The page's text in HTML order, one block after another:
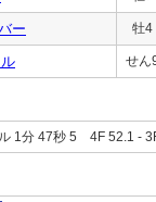
ー 牡4
せん
1分 47秒 5 4F 52.1 -